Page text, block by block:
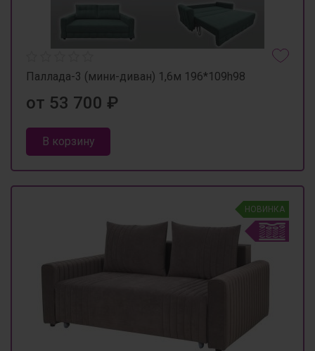
Паллада-3 (мини-диван) 1,6м 196*109h98
от 53 700 ₽
В корзину
НОВИНКА